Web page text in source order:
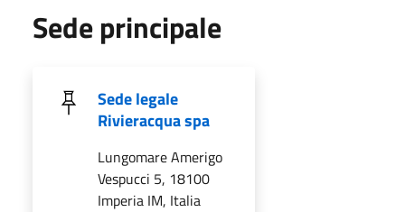
Sede principale
Sede legale
Rivieracqua spa
Lungomare Amerigo
Vespucci 5, 18100
Imperia IM, Italia